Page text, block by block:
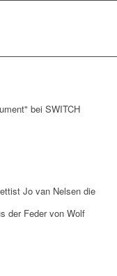
bei SWITCH
Jo van Nelsen die
der Feder von Wolf